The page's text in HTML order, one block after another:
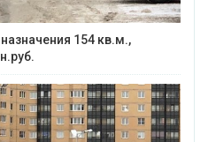
154 кв.м.,